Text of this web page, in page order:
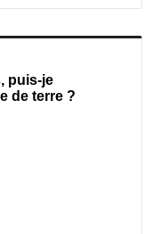
puis-je
de terre ?